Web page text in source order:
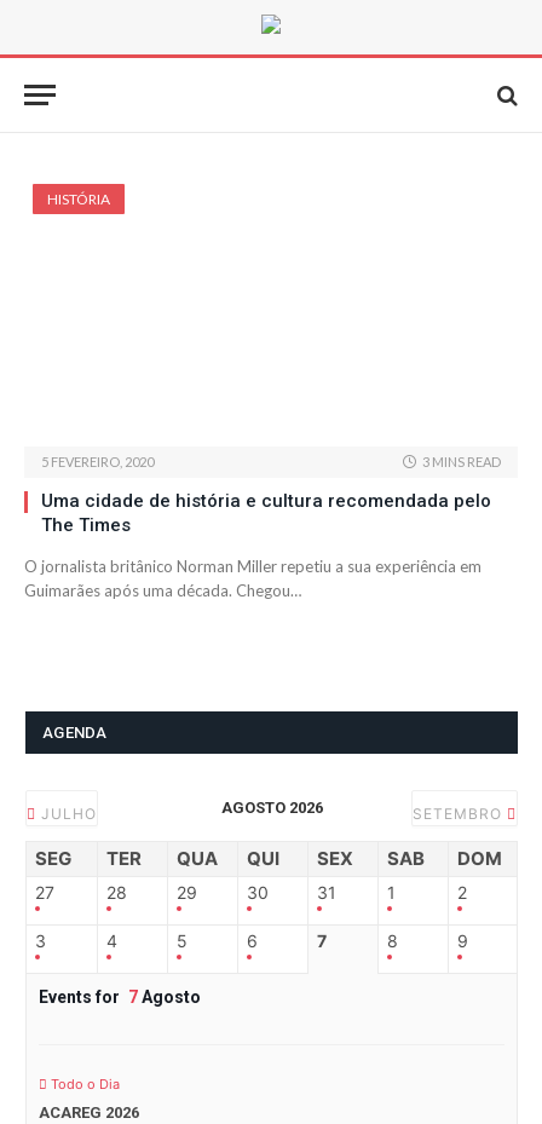
HISTÓRIA
5 FEVEREIRO, 2020 3 MINS READ
Uma cidade de história e cultura recomendada pelo
The Times
O jornalista britânico Norman Miller repetiu a sua experiência em
Guimarães após uma década. Chegou…
AGENDA
JULHO AGOSTO 2026 SETEMBRO
SEG TER QUA QUI SEX SAB DOM
27 28 29 30 31 1 2
3 4 5 6 7 8 9
Events for 7Agosto
Todo o Dia
ACAREG 2026